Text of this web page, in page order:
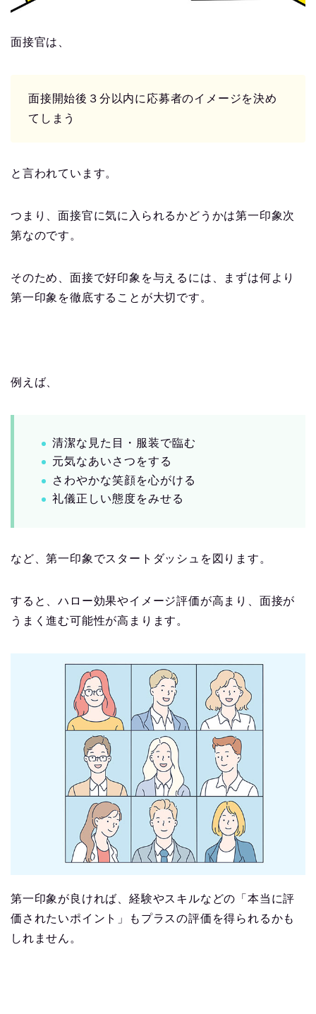
面接官は、
面接開始後３分以内に応募者のイメージを決め
てしまう
と言われています。
つまり、面接官に気に入られるかどうかは第一印象次
第なのです。
そのため、面接で好印象を与えるには、まずは何より
第一印象を徹底することが大切です。
例えば、
清潔な見た目・服装で臨む
元気なあいさつをする
さわやかな笑顔を心がける
礼儀正しい態度をみせる
など、第一印象でスタートダッシュを図ります。
すると、ハロー効果やイメージ評価が高まり、面接が
うまく進む可能性が高まります。
第一印象が良ければ、経験やスキルなどの「本当に評
価されたいポイント」もプラスの評価を得られるかも
しれません。